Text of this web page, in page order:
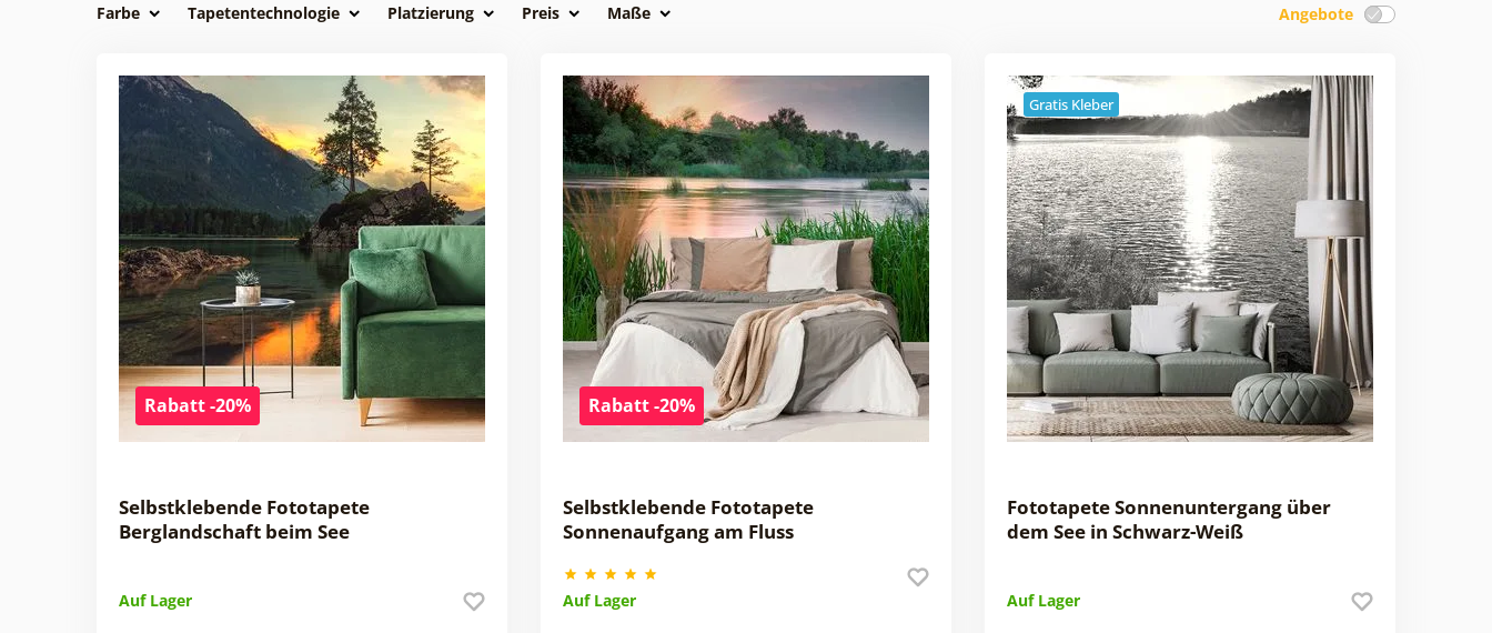
Angebote
Farbe Tapetentechnologie Platzierung Preis Maße
Rabatt -20%
Selbstklebende Fototapete
Berglandschaft beim See
Auf Lager
Rabatt -20%
Selbstklebende Fototapete
Sonnenaufgang am Fluss
Auf Lager
Gratis Kleber
Fototapete Sonnenuntergang über
dem See in Schwarz-Weiß
Auf Lager